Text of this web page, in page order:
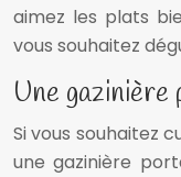
aimez les plats
vous souhaitez
Une gazinière
Si vous souhaitez
une gazinière